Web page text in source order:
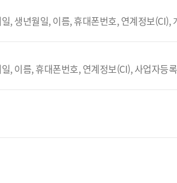
, 생년월일, 이름, 휴대폰번호, 연계정보(CI),
, 이름, 휴대폰번호, 연계정보(CI), 사업자등